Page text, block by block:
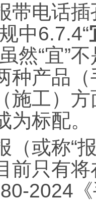
电话插
中6.7.4“
然“宜”
种产品
施工）
标配。
或称“报
前只有
2024